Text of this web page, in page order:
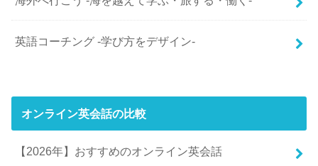
英語コーチング -学び方をデザイン-
オンライン英会話の比較
【2026年】おすすめのオンライン英会話